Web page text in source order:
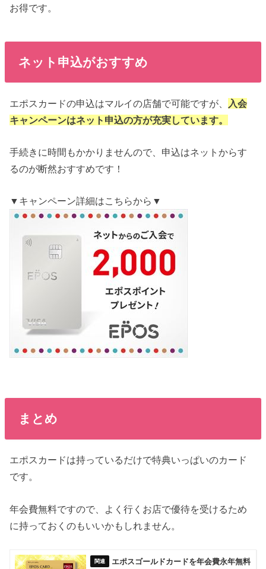
お得です。
ネット申込がおすすめ
エポスカードの申込はマルイの店舗で可能ですが、
入会
キャンペーンはネット申込の方が充実しています。
手続きに時間もかかりませんので、申込はネットからす
るのが断然おすすめです！
▼キャンペーン詳細はこちらから▼
まとめ
エポスカードは持っているだけで特典いっぱいのカード
です。
年会費無料ですので、よく行くお店で優待を受けるため
に持っておくのもいいかもしれません。
エポスゴールドカードを年会費永年無料